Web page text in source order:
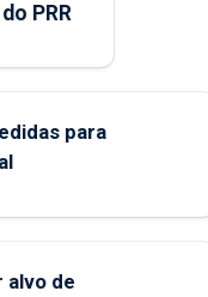
do PRR
para
alvo de